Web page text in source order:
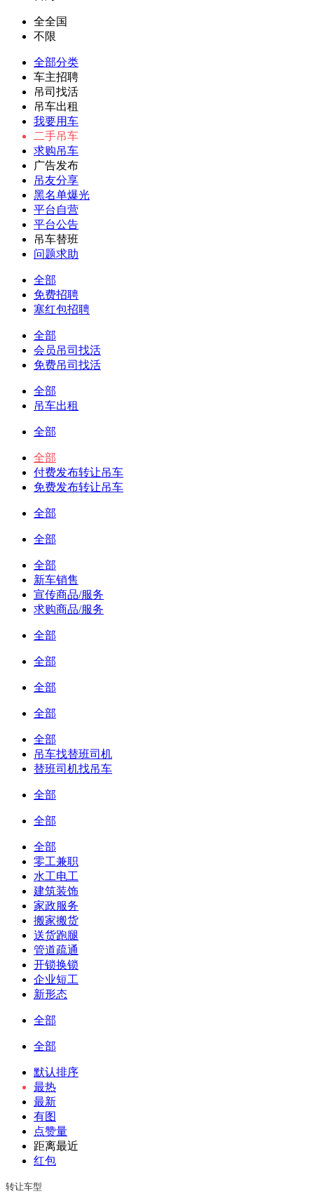
全全国
不限
全部分类
车主招聘
吊司找活
吊车出租
我要用车
二手吊车
求购吊车
广告发布
吊友分享
黑名单爆光
平台自营
平台公告
吊车替班
问题求助
全部
免费招聘
塞红包招聘
全部
会员吊司找活
免费吊司找活
全部
吊车出租
全部
全部
付费发布转让吊车
免费发布转让吊车
全部
全部
全部
新车销售
宣传商品/服务
求购商品/服务
全部
全部
全部
全部
全部
吊车找替班司机
替班司机找吊车
全部
全部
全部
零工兼职
水工电工
建筑装饰
家政服务
搬家搬货
送货跑腿
管道疏通
开锁换锁
企业短工
新形态
全部
全部
默认排序
最热
最新
有图
点赞量
距离最近
红包
转让车型